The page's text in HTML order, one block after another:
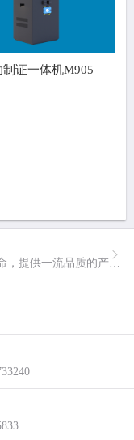
制证一体机M905
斯科德自成立以来秉承视信誉为生命，提供一流品质的产品与服务的经营理念。我们用专业成就卓越，做行业中专业的企业，用技术铸造品质，使斯科德成为用户最放心满意的企业。